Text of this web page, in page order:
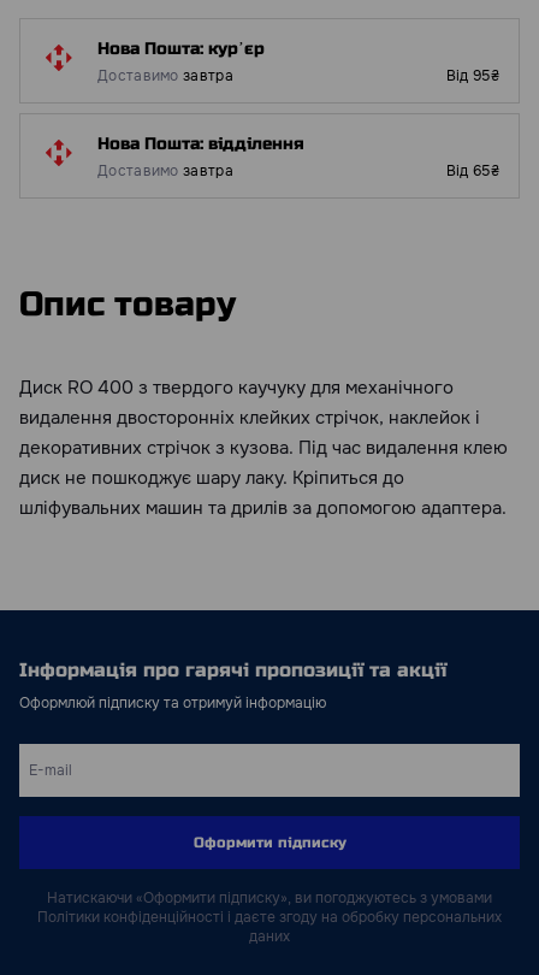
Нова Пошта: курʼєр
Доставимо завтра Від 95₴
Нова Пошта: відділення
Доставимо завтра Від 65₴
Опис товару
Диск RO 400 з твердого каучуку для механічного
видалення двосторонніх клейких стрічок, наклейок і
декоративних стрічок з кузова. Під час видалення клею
диск не пошкоджує шару лаку. Кріпиться до
шліфувальних машин та дрилів за допомогою адаптера.
Інформація про гарячі пропозиції та акції
Оформлюй підписку та отримуй інформацію
Оформити підписку
Натискаючи «Оформити підписку», ви погоджуютесь з умовами
Політики конфіденційності і даєте згоду на обробку персональних
даних